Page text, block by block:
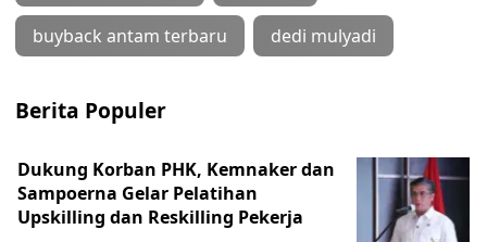
buyback antam terbaru dedi mulyadi
Berita Populer
Dukung Korban PHK, Kemnaker dan
Sampoerna Gelar Pelatihan
Upskilling dan Reskilling Pekerja